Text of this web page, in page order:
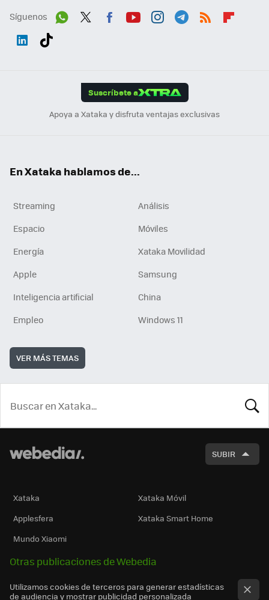
Síguenos
Suscríbete a
Apoya a Xataka y disfruta ventajas exclusivas
En Xataka hablamos de...
Streaming
Análisis
Espacio
Móviles
Energía
Xataka Movilidad
Apple
Samsung
Inteligencia artificial
China
Empleo
Windows 11
VER MÁS TEMAS
SUBIR
Xataka
Xataka Móvil
Applesfera
Xataka Smart Home
Mundo Xiaomi
Otras publicaciones de Webedia
Utilizamos cookies de terceros para generar estadísticas
de audiencia y mostrar publicidad personalizada